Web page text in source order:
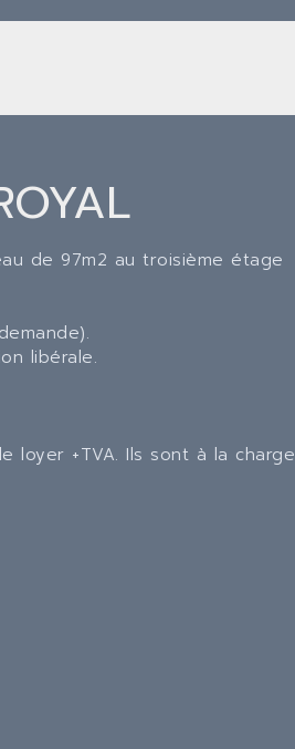
de 97m2 au troisième étage
libérale.
loyer +TVA. Ils sont à la charge